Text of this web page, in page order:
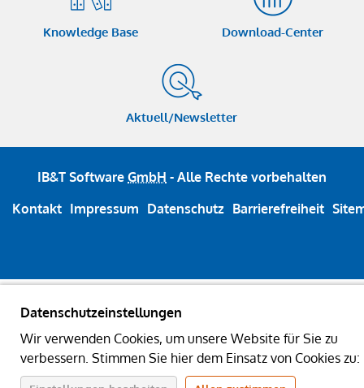
Datenschutzeinstellungen
Wir verwenden Cookies, um unsere Website für Sie zu
verbessern. Stimmen Sie hier dem Einsatz von Cookies zu:
Knowledge Base Download-Center
Aktuell/Newsletter
IB&T Software GmbH - Alle Rechte vorbehalten
Kontakt Impressum Datenschutz Barrierefreiheit